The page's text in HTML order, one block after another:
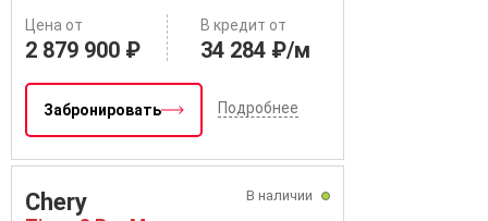
Цена от
2 879 900 ₽
В кредит от
34 284 ₽/м
Забронировать Подробнее
В наличии
Chery